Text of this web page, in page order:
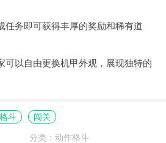
任务即可获得丰厚的奖励和稀有道
可以自由更换机甲外观，展现独特的
格斗 闯关
分类：动作格斗